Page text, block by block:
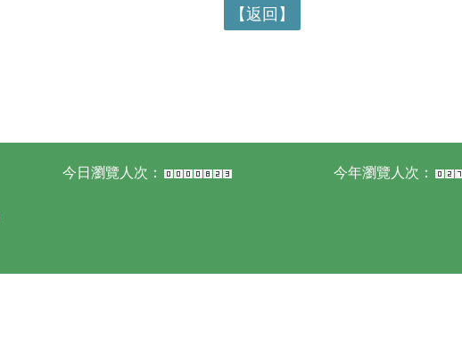
【返回】
今日瀏覽人次： 今年瀏覽人次：